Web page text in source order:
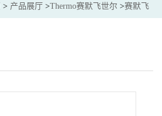
> 产品展厅 >Thermo赛默飞世尔 >赛默飞